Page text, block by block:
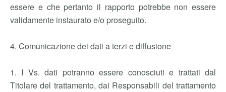
essere e che pertanto il rapporto potrebbe non essere
validamente instaurato e/o proseguito.
4. Comunicazione dei dati a terzi e diffusione
1. I Vs. dati potranno essere conosciuti e trattati dal
Titolare del trattamento, dai Responsabili del trattamento